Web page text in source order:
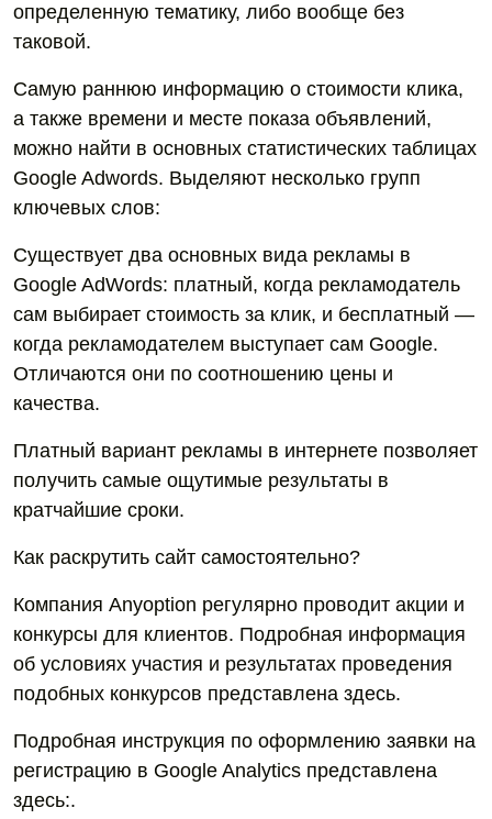
определенную тематику, либо вообще без
таковой.
Самую раннюю информацию о стоимости клика,
а также времени и месте показа объявлений,
можно найти в основных статистических таблицах
Google Adwords. Выделяют несколько групп
ключевых слов:
Существует два основных вида рекламы в
Google AdWords: платный, когда рекламодатель
сам выбирает стоимость за клик, и бесплатный —
когда рекламодателем выступает сам Google.
Отличаются они по соотношению цены и
качества.
Платный вариант рекламы в интернете позволяет
получить самые ощутимые результаты в
кратчайшие сроки.
Как раскрутить сайт самостоятельно?
Компания Anyoption регулярно проводит акции и
конкурсы для клиентов. Подробная информация
об условиях участия и результатах проведения
подобных конкурсов представлена здесь.
Подробная инструкция по оформлению заявки на
регистрацию в Google Analytics представлена
здесь:.